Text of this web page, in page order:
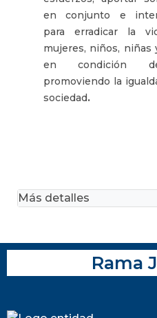
en conjunto e
para erradicar la
mujeres, niños, niñas
en condición de
promoviendo la
sociedad.
Más detalles
Rama